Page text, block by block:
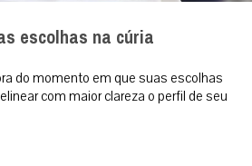
escolhas na cúria
do momento em que suas escolhas
com maior clareza o perfil de seu